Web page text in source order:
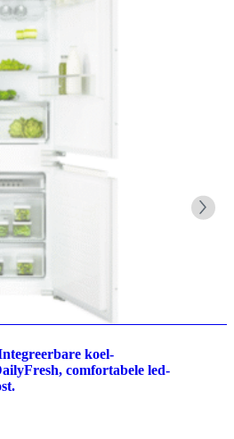
koel-
comfortabele led-